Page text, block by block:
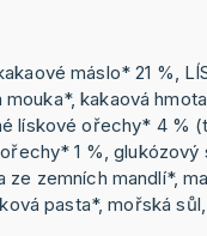
máslo* 21 %,
mouka*, kakaová
lískové ořechy* 4 %
1 %, glukózový
ze zemních mandlí*,
pasta*, mořská